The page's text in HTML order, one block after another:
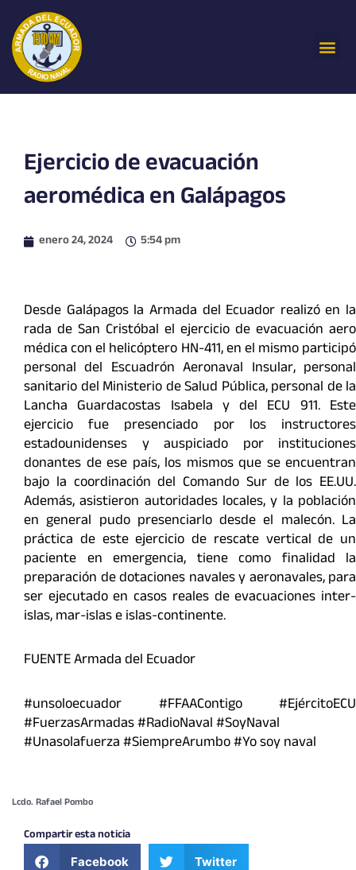
contenido
Ejercicio de evacuación
aeromédica en Galápagos
enero 24, 2024 5:54 pm
Desde Galápagos la Armada del Ecuador realizó en la
rada de San Cristóbal el ejercicio de evacuación aero
médica con el helicóptero HN-411, en el mismo participó
personal del Escuadrón Aeronaval Insular, personal
sanitario del Ministerio de Salud Pública, personal de la
Lancha Guardacostas Isabela y del ECU 911. Este
ejercicio fue presenciado por los instructores
estadounidenses y auspiciado por instituciones
donantes de ese país, los mismos que se encuentran
bajo la coordinación del Comando Sur de los EE.UU.
Además, asistieron autoridades locales, y la población
en general pudo presenciarlo desde el malecón. La
práctica de este ejercicio de rescate vertical de un
paciente en emergencia, tiene como finalidad la
preparación de dotaciones navales y aeronavales, para
ser ejecutado en casos reales de evacuaciones inter-
islas, mar-islas e islas-continente.
FUENTE Armada del Ecuador
#unsoloecuador #FFAAContigo #EjércitoECU
#FuerzasArmadas #RadioNaval #SoyNaval
#Unasolafuerza #SiempreArumbo #Yo soy naval
Lcdo. Rafael Pombo
Compartir esta noticia
Facebook Twitter